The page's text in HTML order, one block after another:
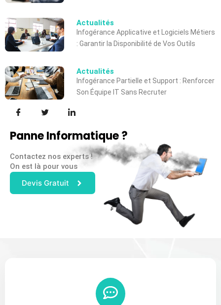
Actualités
Infogérance Applicative et Logiciels Métiers
: Garantir la Disponibilité de Vos Outils
Actualités
Infogérance Partielle et Support : Renforcer
Son Équipe IT Sans Recruter
Panne Informatique ?
Contactez nos experts !
On est là pour vous
Devis Gratuit